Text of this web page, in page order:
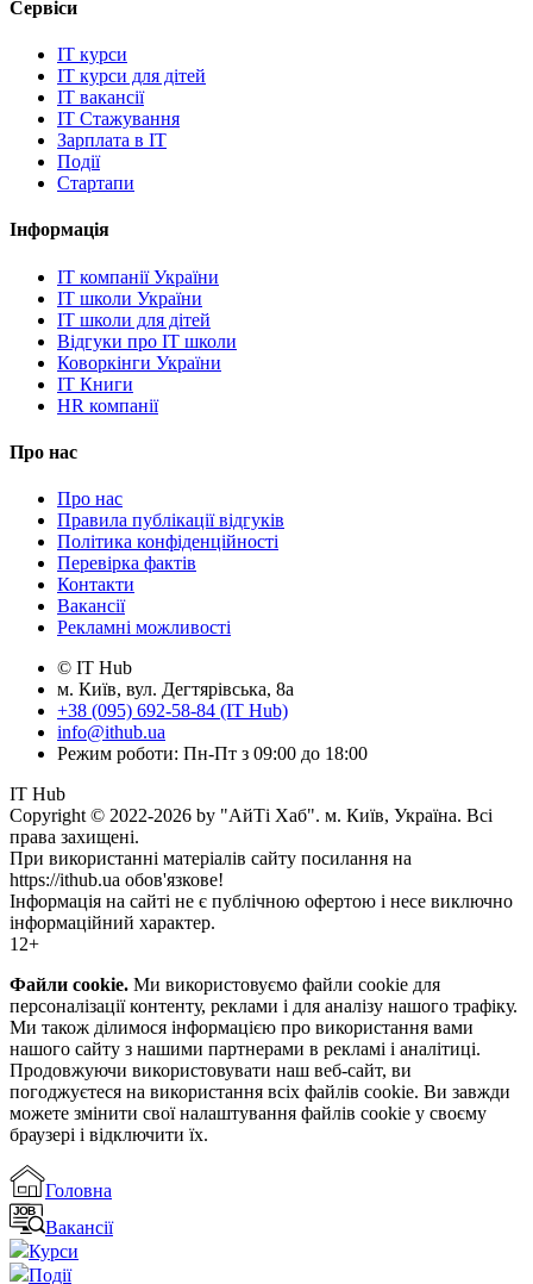
Сервіси
IT курси
IT курси для дітей
IT вакансії
IT Стажування
Зарплата в IT
Події
Стартапи
Інформація
IT компанії України
IT школи України
IT школи для дітей
Відгуки про IT школи
Коворкінги України
IT Книги
HR компанії
Про нас
Про нас
Правила публікації відгуків
Політика конфіденційності
Перевірка фактів
Контакти
Вакансії
Рекламні можливості
© IT Hub
м. Київ, вул. Дегтярівська, 8а
+38 (095) 692-58-84 (IT Hub)
info@ithub.ua
Режим роботи: Пн-Пт з 09:00 до 18:00
IT Hub
Copyright © 2022-2026 by "АйТі Хаб". м. Київ, Україна. Всі
права захищені.
При використанні матеріалів сайту посилання на
https://ithub.ua обов'язкове!
Інформація на сайті не є публічною офертою і несе виключно
інформаційний характер.
12+
Файли cookie. Ми використовуємо файли cookie для
персоналізації контенту, реклами і для аналізу нашого трафіку.
Ми також ділимося інформацією про використання вами
нашого сайту з нашими партнерами в рекламі і аналітиці.
Продовжуючи використовувати наш веб-сайт, ви
погоджуєтеся на використання всіх файлів cookie. Ви завжди
можете змінити свої налаштування файлів cookie у своєму
браузері і відключити їх.
Головна
Вакансії
Курси
Події